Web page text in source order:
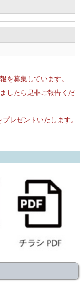
を募集しています。
したら是非ご報告くだ
レゼントいたします。